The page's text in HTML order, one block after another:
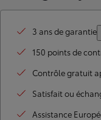
3 ans de garantie
150 points de
Contrôle gratuit
Satisfait ou
Assistance